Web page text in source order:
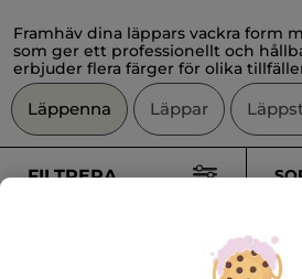
Framhäv dina läppars vackra form
som ger ett professionellt och
erbjuder flera färger för olika
Läppenna Läppar
FILTRERA